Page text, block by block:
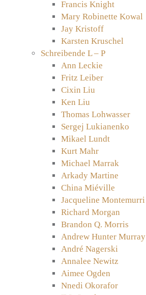
Francis Knight
Mary Robinette Kowal
Jay Kristoff
Karsten Kruschel
Schreibende L – P
Ann Leckie
Fritz Leiber
Cixin Liu
Ken Liu
Thomas Lohwasser
Sergej Lukianenko
Mikael Lundt
Kurt Mahr
Michael Marrak
Arkady Martine
China Miéville
Jacqueline Montemurri
Richard Morgan
Brandon Q. Morris
Andrew Hunter Murray
André Nagerski
Annalee Newitz
Aimee Ogden
Nnedi Okorafor